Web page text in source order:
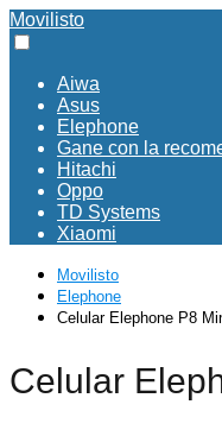
Movilisto
Aiwa
Asus
Elephone
Gane con la
Hitachi
Oppo
TD Systems
Xiaomi
Movilisto
Elephone
Celular Elephone P8
Celular